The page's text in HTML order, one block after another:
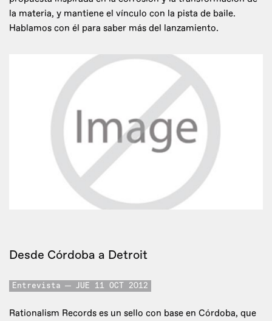
la materia, y mantiene el vínculo con la pista de baile.
Hablamos con él para saber más del lanzamiento.
Desde Córdoba a Detroit
Entrevista JUE 11 OCT 2012
Rationalism Records es un sello con base en Córdoba, que